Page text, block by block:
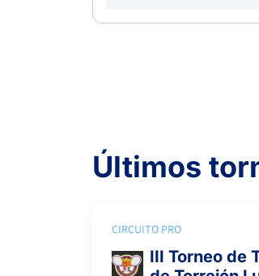
Últimos
CIRCUITO PRO
III Torneo de